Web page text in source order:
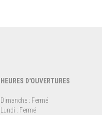
HEURES D'OUVERTURES
Dimanche : Fermé
Lundi : Fermé